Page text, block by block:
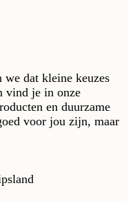
dat kleine keuzes
vind je in onze
en duurzame
voor jou zijn, maar